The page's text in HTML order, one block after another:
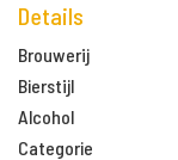
Details
Brouwerij
Bierstijl
Alcohol
Categorie